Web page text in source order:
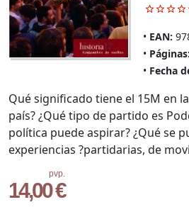
EAN:
Páginas:
Fecha
pvp.
14,00 €
Qué significado tiene el 15M en
país? ¿Qué tipo de partido es
política puede aspirar? ¿Qué se
experiencias ?partidarias, de